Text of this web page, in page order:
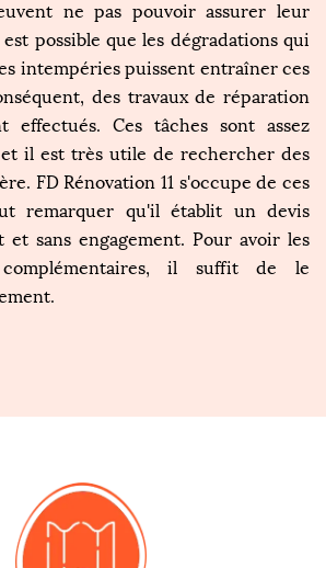
ne pas pouvoir assurer leur
possible que les dégradations qui
intempéries puissent entraîner ces
des travaux de réparation
effectués. Ces tâches sont assez
il est très utile de rechercher des
FD Rénovation 11 s'occupe de ces
remarquer qu'il établit un devis
sans engagement. Pour avoir les
complémentaires, il suffit de le